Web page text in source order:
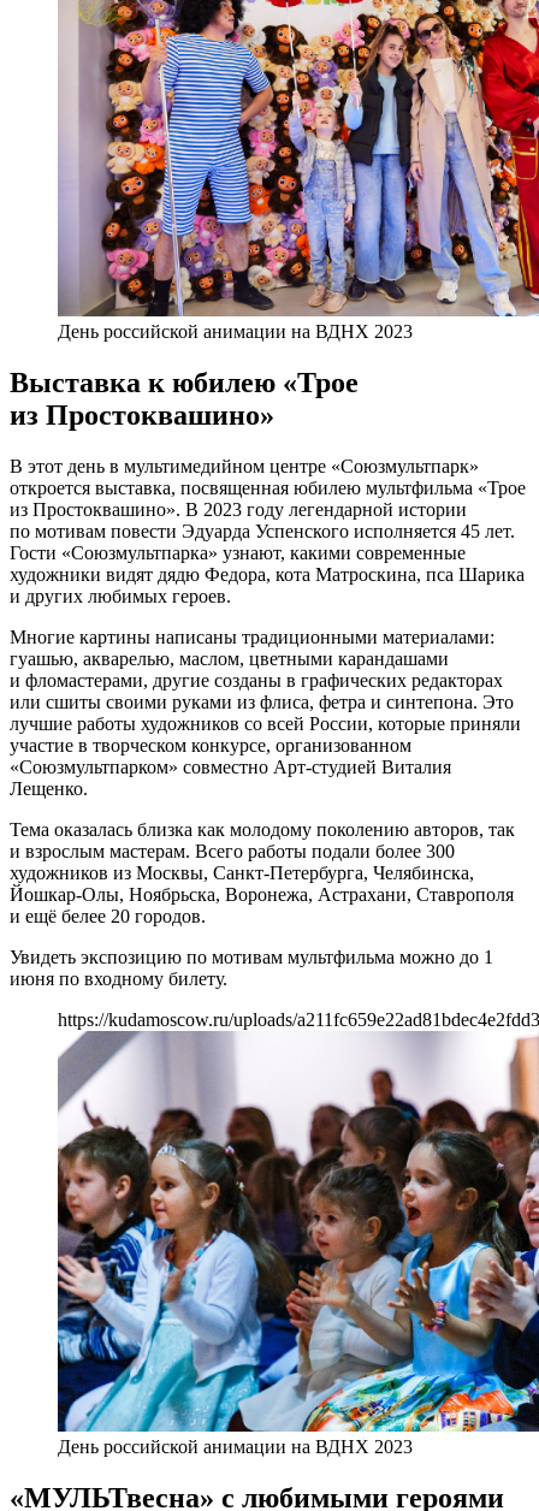
День российской анимации на ВДНХ 2023
Выставка к юбилею «Трое
из Простоквашино»
В этот день в мультимедийном центре «Союзмультпарк»
откроется выставка, посвященная юбилею мультфильма «Трое
из Простоквашино». В 2023 году легендарной истории
по мотивам повести Эдуарда Успенского исполняется 45 лет.
Гости «Союзмультпарка» узнают, какими современные
художники видят дядю Федора, кота Матроскина, пса Шарика
и других любимых героев.
Многие картины написаны традиционными материалами:
гуашью, акварелью, маслом, цветными карандашами
и фломастерами, другие созданы в графических редакторах
или сшиты своими руками из флиса, фетра и синтепона. Это
лучшие работы художников со всей России, которые приняли
участие в творческом конкурсе, организованном
«Союзмультпарком» совместно Арт-студией Виталия
Лещенко.
Тема оказалась близка как молодому поколению авторов, так
и взрослым мастерам. Всего работы подали более 300
художников из Москвы, Санкт-Петербурга, Челябинска,
Йошкар-Олы, Ноябрьска, Воронежа, Астрахани, Ставрополя
и ещё белее 20 городов.
Увидеть экспозицию по мотивам мультфильма можно до 1
июня по входному билету.
https://kudamoscow.ru/uploads/
День российской анимации на ВДНХ 2023
«МУЛЬТвесна» с любимыми героями